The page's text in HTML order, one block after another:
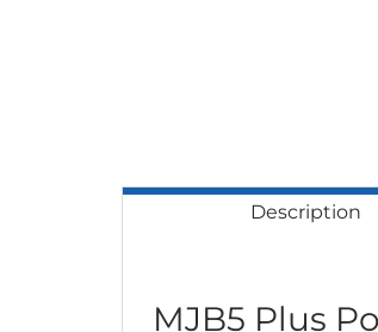
Description
MJB5 Plus